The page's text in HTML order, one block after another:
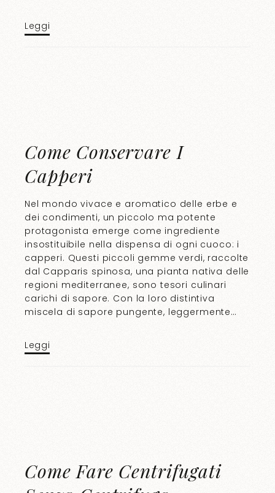
Leggi
Come Conservare I
Capperi
Nel mondo vivace e aromatico delle erbe e
dei condimenti, un piccolo ma potente
protagonista emerge come ingrediente
insostituibile nella dispensa di ogni cuoco: i
capperi. Questi piccoli gemme verdi, raccolte
dal Capparis spinosa, una pianta nativa delle
regioni mediterranee, sono tesori culinari
carichi di sapore. Con la loro distintiva
miscela di sapore pungente, leggermente…
Leggi
Come Fare Centrifugati